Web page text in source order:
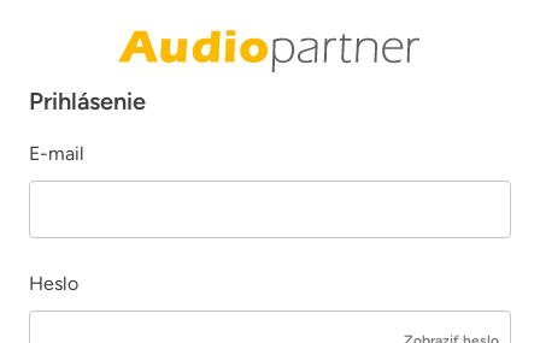
Prihlásenie
E-mail
Heslo